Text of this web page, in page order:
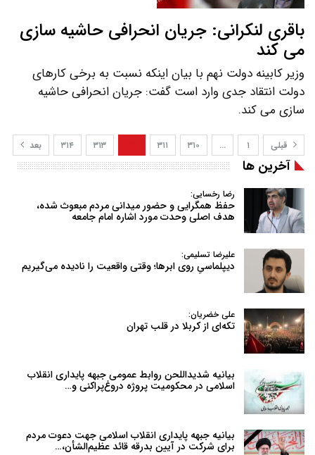
باقری لنکرانی: جریان انحرافی حاشیه سازی
می کند
وزیر کابینه دولت نهم با بیان اینکه نسبت به برخی کارهای
دولت انتقاد جدی وارد است گفت: جریان انحرافی حاشیه
سازی می کند.
قبلی ۱ … ۳۱۰ ۳۱۱ ۳۱۳ ۳۱۴ بعد
آخرین ها
رضا رخسایی:
حفظ همگرایی و حضور میدانی مردم مبعوث شده،
هدف اصلی وحدت مورد اشاره امام جامعه
علیرضا تسلیمی:
دیپلماسیِ روی ابرها؛ وقتی واقعیت را نادیده می‌گیریم
علی خضریان:
تکه‌ای از کربلا در قلب تهران
بیانیه شدیداللحن روابط عمومی جبهه پایداری انقلاب
اسلامی در محکومیت پروژه دروغ‌پراکنی و…
بیانیه جبهه پایداری انقلاب اسلامی جهت دعوت مردم
برای شرکت در آیین بدرقه قائد عظیم‌الشأن،…